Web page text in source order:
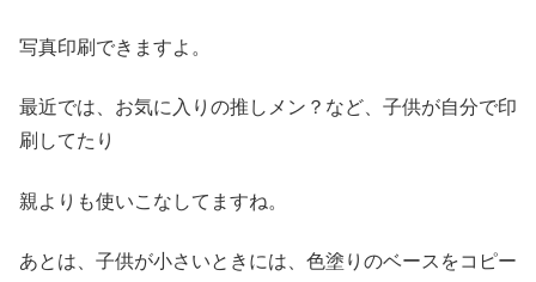
写真印刷できますよ。
最近では、お気に入りの推しメン？など、子供が自分で印
刷してたり
親よりも使いこなしてますね。
あとは、子供が小さいときには、色塗りのベースをコピー